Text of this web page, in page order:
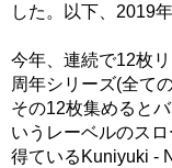
した。以下、2019
今年、連続で12枚
周年シリーズ(全て
その12枚集めると
いうレーベルのス
得ているKuniyuki -